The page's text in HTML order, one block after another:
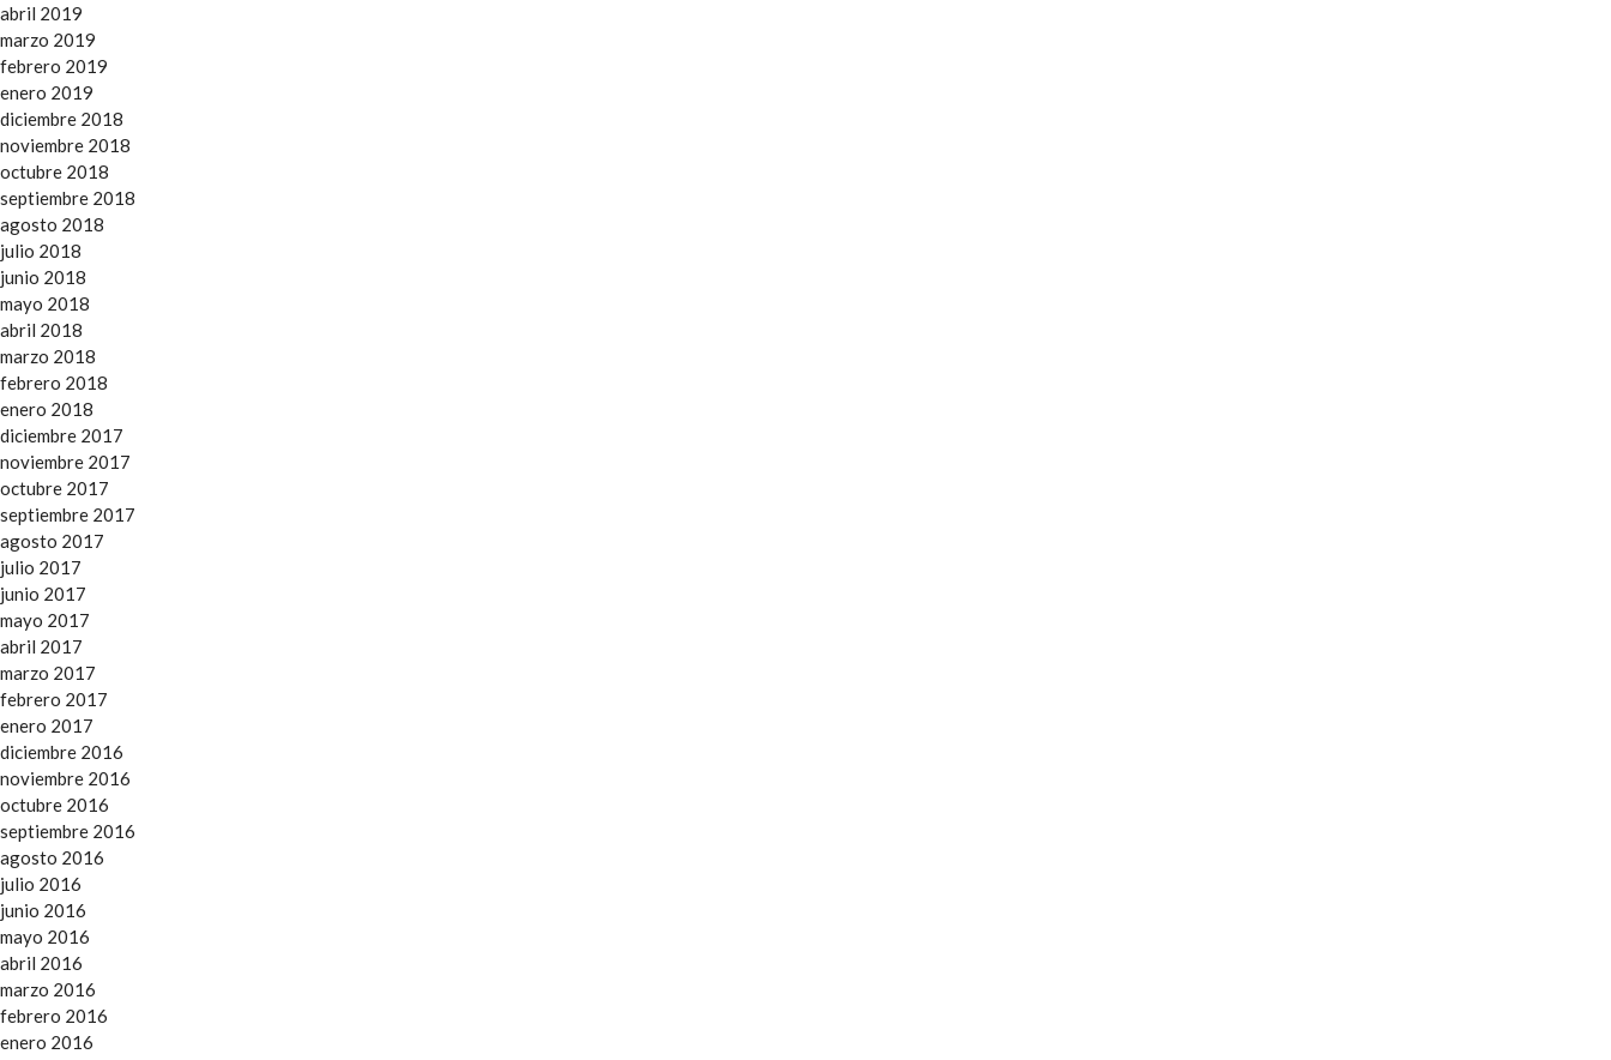
abril 2019
marzo 2019
febrero 2019
enero 2019
diciembre 2018
noviembre 2018
octubre 2018
septiembre 2018
agosto 2018
julio 2018
junio 2018
mayo 2018
abril 2018
marzo 2018
febrero 2018
enero 2018
diciembre 2017
noviembre 2017
octubre 2017
septiembre 2017
agosto 2017
julio 2017
junio 2017
mayo 2017
abril 2017
marzo 2017
febrero 2017
enero 2017
diciembre 2016
noviembre 2016
octubre 2016
septiembre 2016
agosto 2016
julio 2016
junio 2016
mayo 2016
abril 2016
marzo 2016
febrero 2016
enero 2016